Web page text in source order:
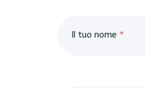
Il tuo nome